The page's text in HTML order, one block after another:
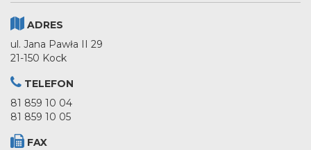
ADRES
ul. Jana Pawła II 29
21-150 Kock
TELEFON
81 859 10 04
81 859 10 05
FAX